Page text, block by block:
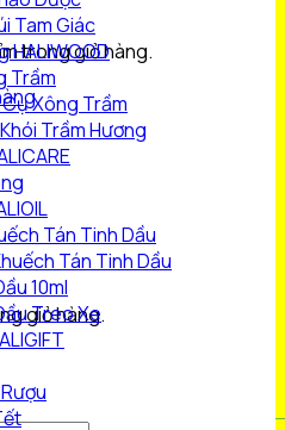
trong giỏ hàng.
giỏ hàng.
Tam Giác
HALIWOOD
Trầm
Xông Trầm
Trầm Hương
Tán Tinh Dầu
Tán Tinh Dầu
10ml
Treo Xe